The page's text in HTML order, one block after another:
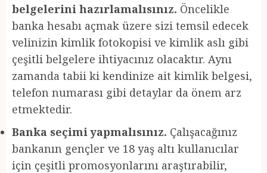
belgelerini hazırlamalısınız. Öncelikle
banka hesabı açmak üzere sizi temsil edecek
velinizin kimlik fotokopisi ve kimlik aslı gibi
çeşitli belgelere ihtiyacınız olacaktır. Aynı
zamanda tabii ki kendinize ait kimlik belgesi,
telefon numarası gibi detaylar da önem arz
etmektedir.
Banka seçimi yapmalısınız. Çalışacağınız
bankanın gençler ve 18 yaş altı kullanıcılar
için çeşitli promosyonlarını araştırabilir,